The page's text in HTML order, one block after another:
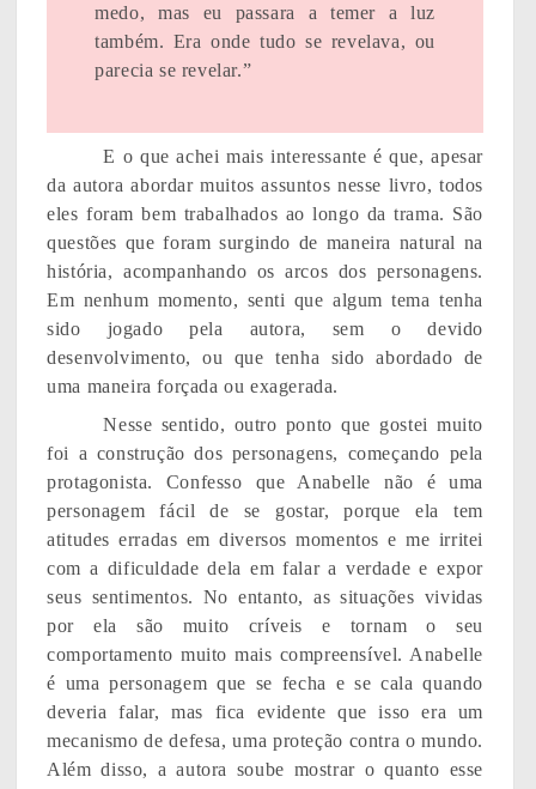
medo, mas eu passara a temer a luz
também. Era onde tudo se revelava, ou
parecia se revelar.”
E o que achei mais interessante é que, apesar
da autora abordar muitos assuntos nesse livro, todos
eles foram bem trabalhados ao longo da trama. São
questões que foram surgindo de maneira natural na
história, acompanhando os arcos dos personagens.
Em nenhum momento, senti que algum tema tenha
sido jogado pela autora, sem o devido
desenvolvimento, ou que tenha sido abordado de
uma maneira forçada ou exagerada.
Nesse sentido, outro ponto que gostei muito
foi a construção dos personagens, começando pela
protagonista. Confesso que Anabelle não é uma
personagem fácil de se gostar, porque ela tem
atitudes erradas em diversos momentos e me irritei
com a dificuldade dela em falar a verdade e expor
seus sentimentos. No entanto, as situações vividas
por ela são muito críveis e tornam o seu
comportamento muito mais compreensível. Anabelle
é uma personagem que se fecha e se cala quando
deveria falar, mas fica evidente que isso era um
mecanismo de defesa, uma proteção contra o mundo.
Além disso, a autora soube mostrar o quanto esse